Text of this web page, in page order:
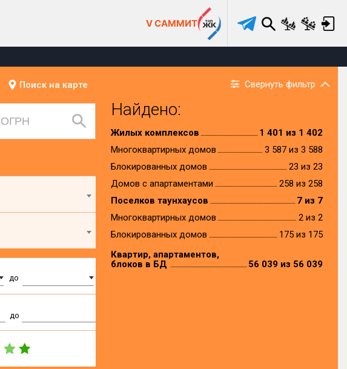
V САММИТ
Поиск на карте Свернуть фильтр
до
до
Найдено:
Жилых комплексов
1 401 из 1 402
Многоквартирных домов
3 587 из 3 588
Блокированных домов
23 из 23
Домов с апартаментами
258 из 258
Поселков таунхаусов
7 из 7
Многоквартирных домов
2 из 2
Блокированных домов
175 из 175
Квартир, апартаментов,
блоков в БД
56 039 из 56 039